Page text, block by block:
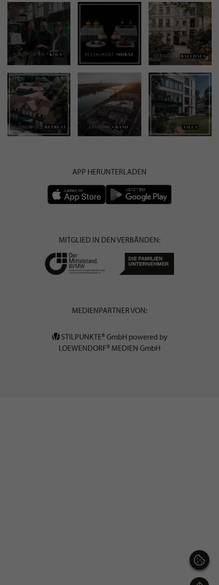
APP HERUNTERLADEN
MITGLIED IN DEN VERBÄNDEN:
MEDIENPARTNER VON:
STILPUNKTE® GmbH powered by
LOEWENDORF® MEDIEN GmbH